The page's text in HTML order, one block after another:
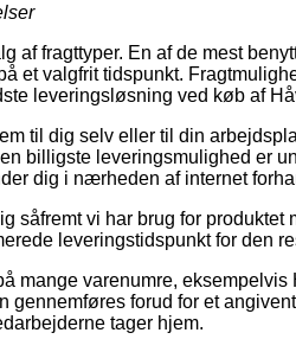
af fragttyper. En af de mest
et valgfrit tidspunkt.
leveringsløsning ved køb af
til dig selv eller til din
billigste leveringsmulighed er
dig i nærheden af internet
vi har brug for produktet
leveringstidspunkt for den
mange varenumre, eksempelvis
forud for et
tager hjem.